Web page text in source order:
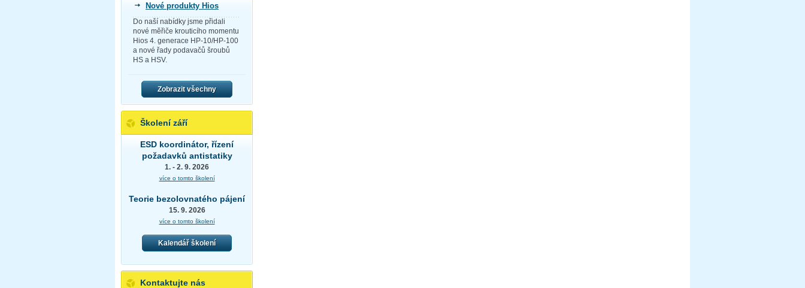
Nové produkty Hios
Do naší nabídky jsme přidali
nové měřiče krouticího momentu
Hios 4. generace HP-10/HP-100
a nové řady podavačů šroubů
HS a HSV.
Zobrazit všechny
Školení září
ESD koordinátor, řízení
požadavků antistatiky
1. - 2. 9. 2026
více o tomto školení
Teorie bezolovnatého pájení
15. 9. 2026
více o tomto školení
Kalendář školení
Kontaktujte nás